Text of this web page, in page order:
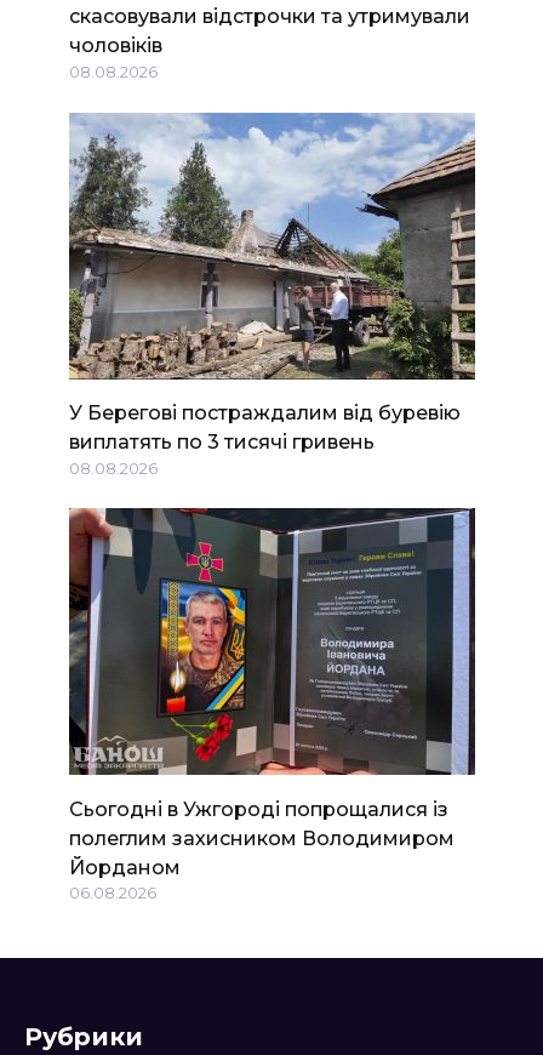
скасовували відстрочки та утримували
чоловіків
08.08.2026
У Берегові постраждалим від буревію
виплатять по 3 тисячі гривень
08.08.2026
Сьогодні в Ужгороді попрощалися із
полеглим захисником Володимиром
Йорданом
06.08.2026
Рубрики